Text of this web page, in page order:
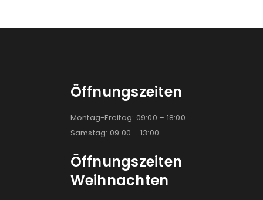
Öffnungszeiten
Montag-Freitag: 09:00 – 18:00
Samstag: 09:00 – 13:00
Öffnungszeiten
Weihnachten